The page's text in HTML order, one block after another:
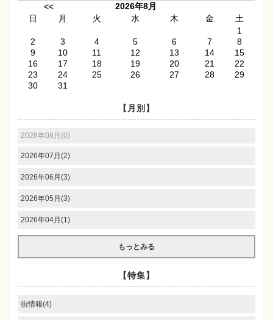
<<
2026年8月
日
月 火 水 木 金
土
1
2
3 4 5 6 7
8
9
10 11 12 13 14
15
16
17 18 19 20 21
22
23
24 25 26 27 28
29
30
31
【月別】
2026年08月(0)
2026年07月(2)
2026年06月(3)
2026年05月(3)
2026年04月(1)
もっとみる
【特集】
街情報(4)